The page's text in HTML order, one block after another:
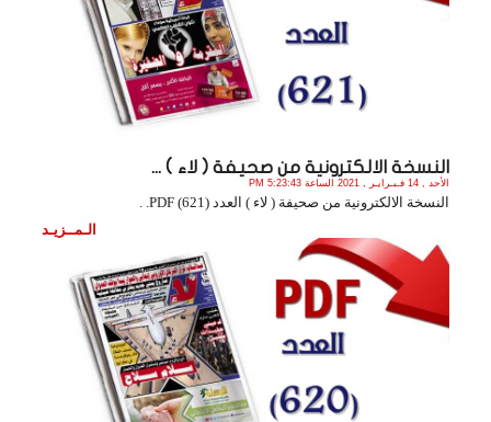
النسخة الالكترونية من صحيفة ( لاء ) ...
الأحد , 14 فـبـرايـر , 2021 الساعة 5:23:43 PM
النسخة الالكترونية من صحيفة ( لاء ) العدد (621) PDF. .
الـمــزيـد